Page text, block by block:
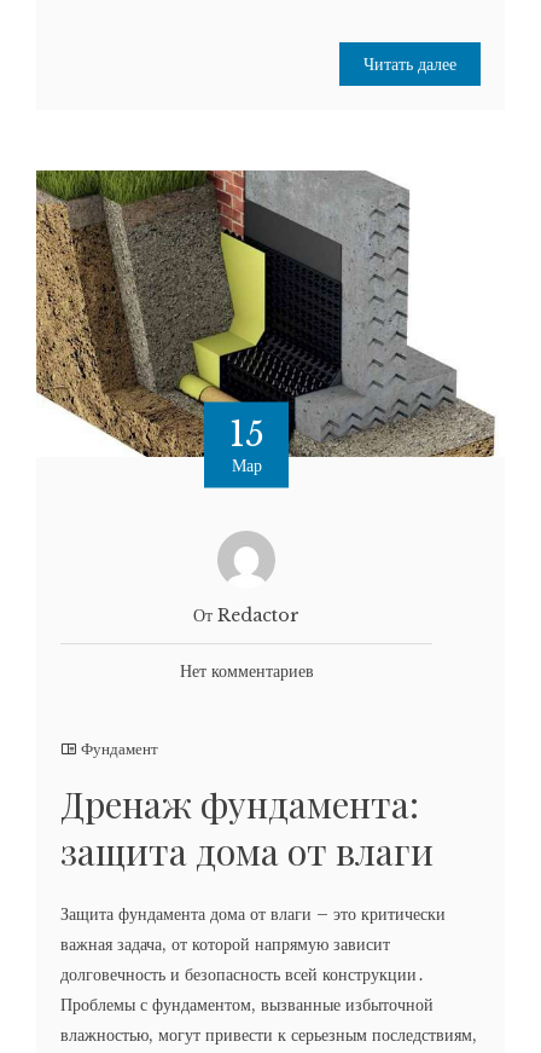
Читать далее
15
Мар
От Redactor
Нет комментариев
Фундамент
Дренаж фундамента:
защита дома от влаги
Защита фундамента дома от влаги – это критически
важная задача, от которой напрямую зависит
долговечность и безопасность всей конструкции․
Проблемы с фундаментом, вызванные избыточной
влажностью, могут привести к серьезным последствиям,